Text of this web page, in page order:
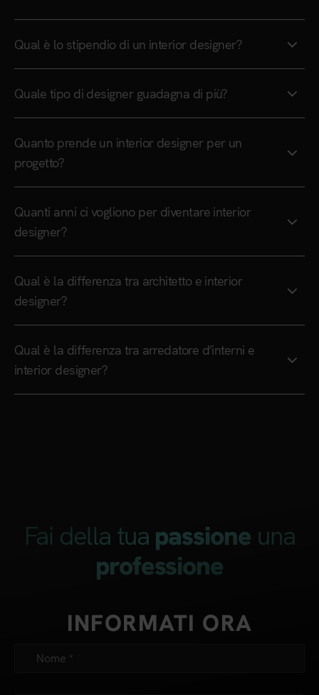
Qual è lo stipendio di un interior designer?
Quale tipo di designer guadagna di più?
Quanto prende un interior designer per un
progetto?
Quanti anni ci vogliono per diventare interior
designer?
Qual è la differenza tra architetto e interior
designer?
Qual è la differenza tra arredatore d’interni e
interior designer?
Fai della tua passione una
professione
INFORMATI ORA